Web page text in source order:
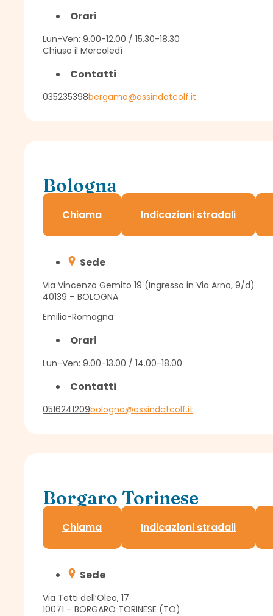
Orari
Lun-Ven: 9.00-12.00 / 15.30-18.30
Chiuso il Mercoledì
Contatti
035235398bergamo@assindatcolf.it
Bologna
Delegazione Assindatcolf
Chiama Indicazioni stradali
Sede
Via Vincenzo Gemito 19 (Ingresso in Via Arno, 9/d)
40139 – BOLOGNA
Emilia-Romagna
Orari
Lun-Ven: 9.00-13.00 / 14.00-18.00
Contatti
0516241209bologna@assindatcolf.it
Borgaro Torinese
Delegazione Assindatcolf
Chiama Indicazioni stradali
Sede
Via Tetti dell’Oleo, 17
10071 – BORGARO TORINESE (TO)